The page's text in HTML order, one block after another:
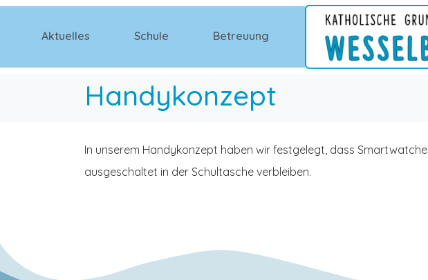
Aktuelles Schule Betreuung
Handykonzept
In unserem Handykonzept haben wir festgelegt, dass
ausgeschaltet in der Schultasche verbleiben.